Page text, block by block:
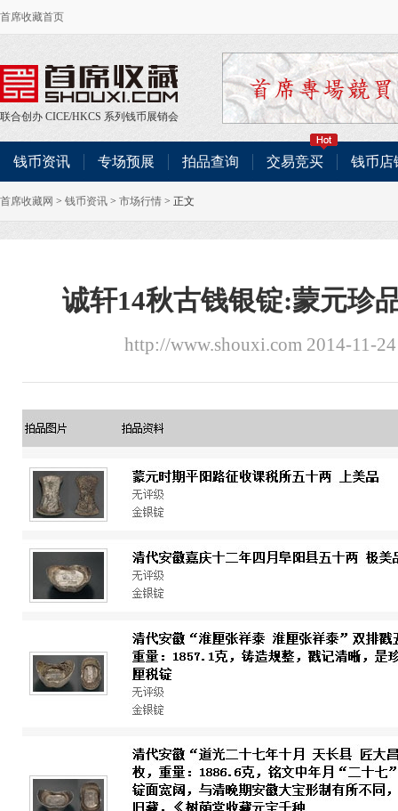
首席收藏首页
联合创办 CICE/HKCS 系列钱币展销会
钱币资讯 专场预展 拍品查询 交易竞买 钱币店
首席收藏网 > 钱币资讯 > 市场行情 > 正文
诚轩14秋古钱银锭:蒙元珍
http://www.shouxi.com 2014-11-